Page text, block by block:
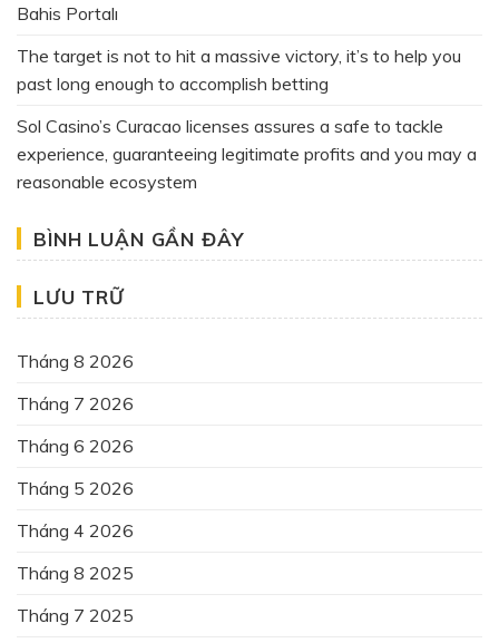
Bahis Portalı
The target is not to hit a massive victory, it’s to help you
past long enough to accomplish betting
Sol Casino’s Curacao licenses assures a safe to tackle
experience, guaranteeing legitimate profits and you may a
reasonable ecosystem
BÌNH LUẬN GẦN ĐÂY
LƯU TRỮ
Tháng 8 2026
Tháng 7 2026
Tháng 6 2026
Tháng 5 2026
Tháng 4 2026
Tháng 8 2025
Tháng 7 2025